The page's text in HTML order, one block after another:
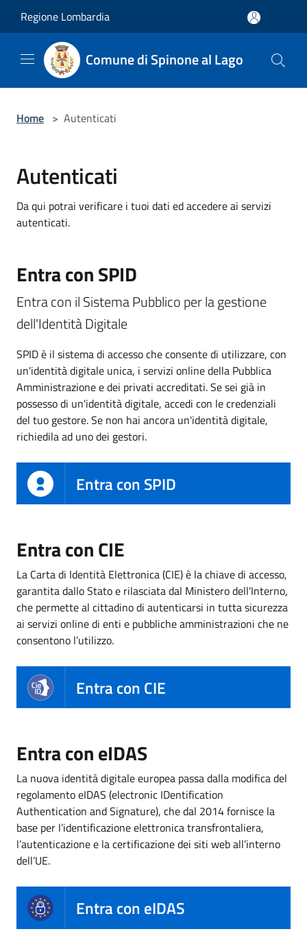
Regione Lombardia
Comune di Spinone al Lago
Home > Autenticati
Autenticati
Da qui potrai verificare i tuoi dati ed accedere ai servizi
autenticati.
Entra con SPID
Entra con il Sistema Pubblico per la gestione
dell'Identità Digitale
SPID è il sistema di accesso che consente di utilizzare, con
un'identità digitale unica, i servizi online della Pubblica
Amministrazione e dei privati accreditati. Se sei già in
possesso di un'identità digitale, accedi con le credenziali
del tuo gestore. Se non hai ancora un'identità digitale,
richiedila ad uno dei gestori.
Entra con SPID
Entra con CIE
La Carta di Identità Elettronica (CIE) è la chiave di accesso,
garantita dallo Stato e rilasciata dal Ministero dell’Interno,
che permette al cittadino di autenticarsi in tutta sicurezza
ai servizi online di enti e pubbliche amministrazioni che ne
consentono l’utilizzo.
Entra con CIE
Entra con eIDAS
La nuova identità digitale europea passa dalla modifica del
regolamento eIDAS (electronic IDentification
Authentication and Signature), che dal 2014 fornisce la
base per l’identificazione elettronica transfrontaliera,
l’autenticazione e la certificazione dei siti web all’interno
dell’UE.
Entra con eIDAS